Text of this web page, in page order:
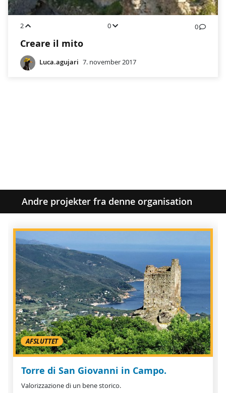
2 0 0
Creare il mito
Luca.agujari 7. november 2017
Andre projekter fra denne organisation
AFSLUTTET
Torre di San Giovanni in Campo.
Valorizzazione di un bene storico.